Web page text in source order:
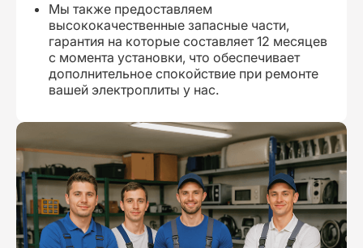
Мы также предоставляем
высококачественные запасные части,
гарантия на которые составляет 12 месяцев
с момента установки, что обеспечивает
дополнительное спокойствие при ремонте
вашей электроплиты у нас.